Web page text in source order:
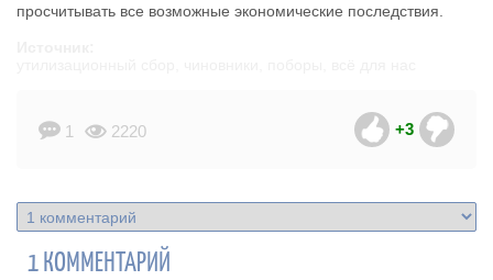
просчитывать все возможные экономические последствия.
1 2220 +3
1 КОММЕНТАРИЙ